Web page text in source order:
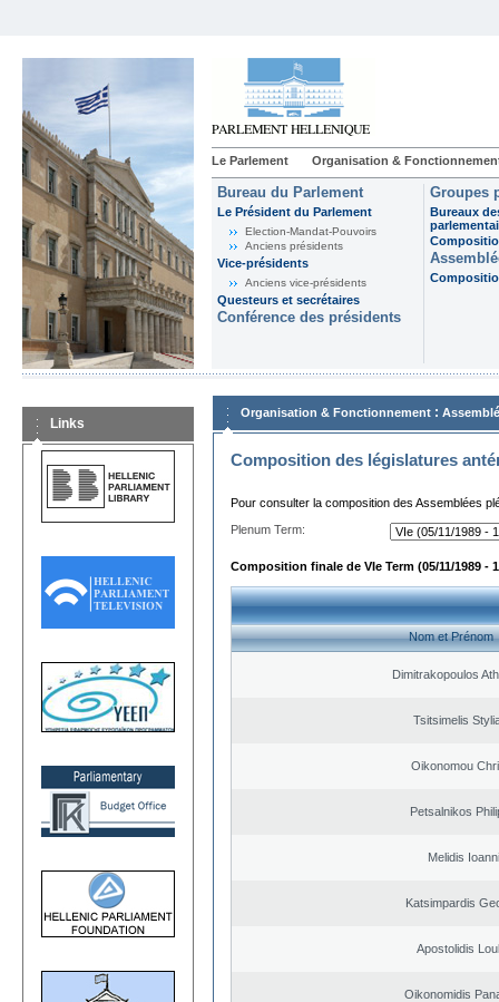
Le Parlement Organisation &
Bureau du Parlement
Le Président du Parlement
Election-Mandat-Pouvoirs
Anciens présidents
Vice-présidents
Anciens vice-présidents
Questeurs et secrétaires
Conférence des présidents
Groupes
Bureaux
Links
Organisation & Fonctionnement :
Composition des législatures
Pour consulter la composition des Assemblées
Plenum Term:
Composition finale de VIe Term (05/11/1989 -
Nom et Prénom
Dimitrakopoulos
Tsitsimelis
Oikonomou
Petsalnikos
Melidis
Katsimpardis
Apostolidis
Oikonomidis